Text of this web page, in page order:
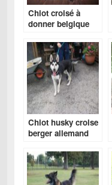
Chiot croisé à
donner belgique
Chiot husky croise
berger allemand